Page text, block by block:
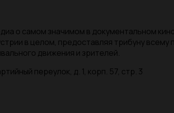
о самом значимом в документальном
в целом, предоставляя трибуну
движения и зрителей.
переулок, д. 1, корп. 57, стр. 3